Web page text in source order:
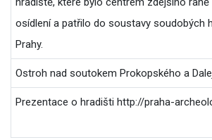
osídlení a patřilo do soustavy soudobých
Prahy.
Ostroh nad soutokem Prokopského a
Prezentace o hradišti http://praha-